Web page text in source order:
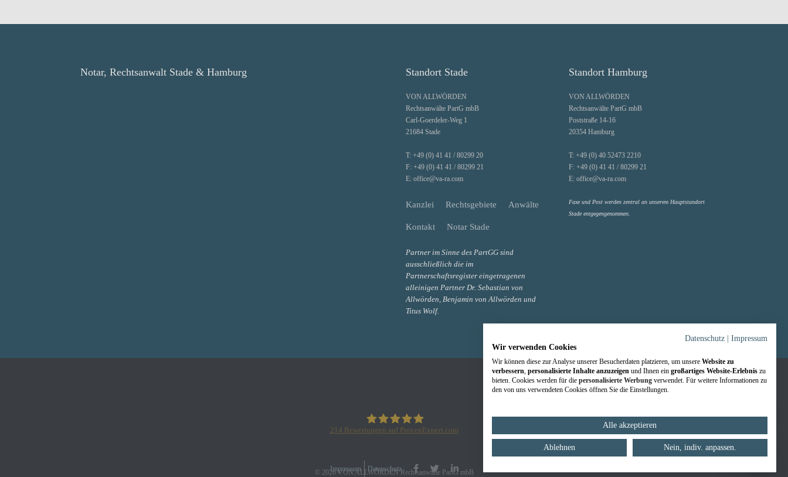
Notar, Rechtsanwalt Stade & Hamburg Standort Stade
VON ALLWÖRDEN
Rechtsanwälte PartG mbB
Carl-Goerdeler-Weg 1
21684 Stade
T: +49 (0) 41 41 / 80299 20
F: +49 (0) 41 41 / 80299 21
E: office@va-ra.com
Kanzlei Rechtsgebiete Anwälte
Kontakt Notar Stade
Partner im Sinne des PartGG sind
ausschließlich die im
Partnerschaftsregister eingetragenen
alleinigen Partner Dr. Sebastian von
Allwörden, Benjamin von Allwörden und
Titus Wolf.
Standort Hamburg
VON ALLWÖRDEN
Rechtsanwälte PartG mbB
Poststraße 14-16
20354 Hamburg
T: +49 (0) 40 52473 2210
F: +49 (0) 41 41 / 80299 21
E: office@va-ra.com
Faxe und Post werden zentral an unserem Hauptstandort
Stade entgegengenommen.
VON ALLWÖRDEN Rechtsanwälte
214 Bewertungen auf ProvenExpert.com
Impressum Datenschutz
© 2026 VON ALLWÖRDEN Rechtsanwälte PartG mbB
Notartermin online vorbereiten
Datenschutz
Impressum
Wir verwenden Cookies
Wir können diese zur Analyse unserer Besucherdaten platzieren, um unsere Website zu
verbessern, personalisierte Inhalte anzuzeigen und Ihnen ein großartiges Website-Erlebnis zu
bieten. Cookies werden für die personalisierte Werbung verwendet. Für weitere Informationen zu
den von uns verwendeten Cookies öffnen Sie die Einstellungen.
Alle akzeptieren
Ablehnen Nein, indiv. anpassen.